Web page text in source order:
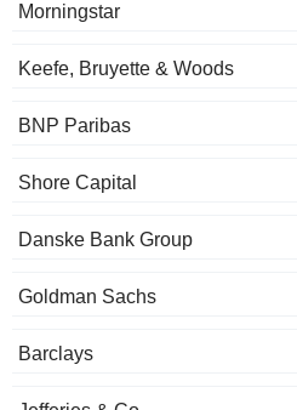
Morningstar
Keefe, Bruyette & Woods
BNP Paribas
Shore Capital
Danske Bank Group
Goldman Sachs
Barclays